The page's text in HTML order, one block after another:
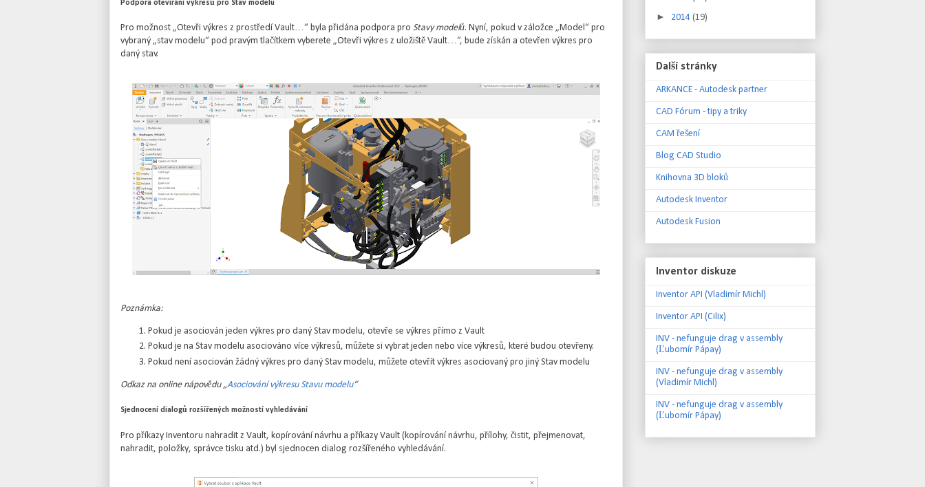
Podpora otevírání výkresů pro Stav modelu
Pro možnost „Otevři výkres z prostředí Vault…“ byla přidána podpora pro Stavy modelů. Nyní, pokud v záložce „Model“ pro
vybraný „stav modelu“ pod pravým tlačítkem vyberete „Otevři výkres z uložiště Vault…“, bude získán a otevřen výkres pro
daný stav.
Poznámka:
Pokud je asociován jeden výkres pro daný Stav modelu, otevře se výkres přímo z Vault
Pokud je na Stav modelu asociováno více výkresů, můžete si vybrat jeden nebo více výkresů, které budou otevřeny.
Pokud není asociován žádný výkres pro daný Stav modelu, můžete otevřít výkres asociovaný pro jiný Stav modelu
Odkaz na online nápovědu „Asociování výkresu Stavu modelu“
Sjednocení dialogů rozšířených možností vyhledávání
Pro příkazy Inventoru nahradit z Vault, kopírování návrhu a příkazy Vault (kopírování návrhu, přílohy, čistit, přejmenovat,
nahradit, položky, správce tisku atd.) byl sjednocen dialog rozšířeného vyhledávání.
► 2014 (19)
Další stránky
ARKANCE - Autodesk partner
CAD Fórum - tipy a triky
CAM řešení
Blog CAD Studio
Knihovna 3D bloků
Autodesk Inventor
Autodesk Fusion
Inventor diskuze
Inventor API (Vladimír Michl)
Inventor API (Cilix)
INV - nefunguje drag v assembly
(Ľubomír Pápay)
INV - nefunguje drag v assembly
(Vladimír Michl)
INV - nefunguje drag v assembly
(Ľubomír Pápay)